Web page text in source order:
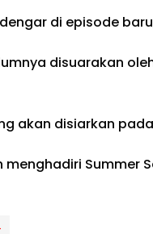
di episode
disuarakan
akan disiarkan pada
menghadiri Summer